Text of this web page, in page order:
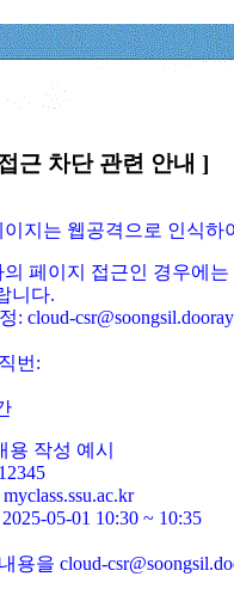
근 차단 관련 안내 ]
지는 웹공격으로 인식하
페이지 접근인 경우에
니다.
: cloud-
번:
용 작성 예시
05-01 10:30 ~ 10:35
용을 cloud-